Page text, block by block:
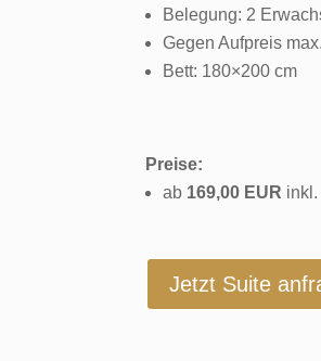
Belegung: 2
Gegen Aufpreis
Bett: 180×200 cm
Preise:
ab 169,00 EUR
Jetzt Suite